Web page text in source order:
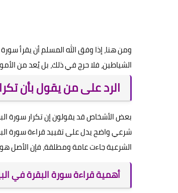
ومن هنا، إذا وفق الله المسلم أن يقرأ
الشياطين، فلا حرج في ذلك، بل يُعد من
الرد على من يقول بأن
بعض الأشخاص قد يقولون إن تكرار سورة
شرعي واضح يدل على تقييد قراءة سورة
الشرعية جاءت عامة ومطلقة، فإن الأصل هو
أهمية قراءة سورة البقرة في